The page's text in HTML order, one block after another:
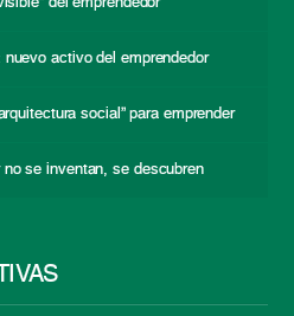
activo del emprendedor
social” para emprender
no se inventan, se descubren